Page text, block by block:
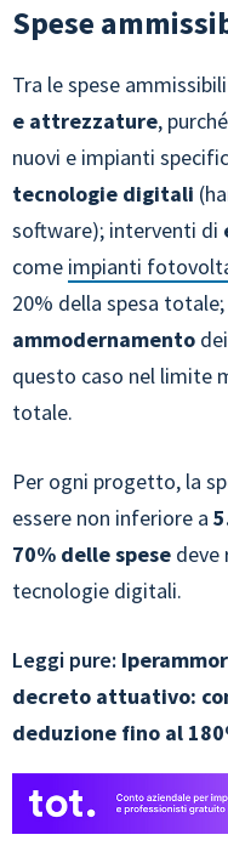
Spese
Tra le spese
e attrezzature,
nuovi e impianti
tecnologie digitali
software); interventi di
come impianti
20% della spesa totale;
ammodernamento
questo caso nel limite
totale.
Per ogni progetto, la
essere non inferiore a
70% delle spese deve
tecnologie digitali.
Leggi pure:
decreto attuativo:
deduzione fino al